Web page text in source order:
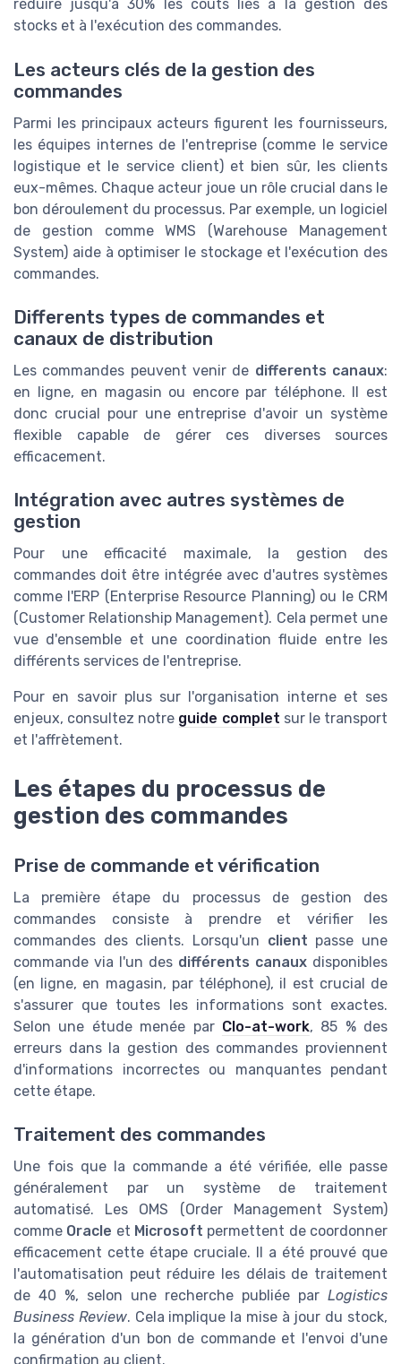
réduire jusqu'à 30% les coûts liés à la gestion des
stocks et à l'exécution des commandes.
Les acteurs clés de la gestion des
commandes
Parmi les principaux acteurs figurent les fournisseurs,
les équipes internes de l'entreprise (comme le service
logistique et le service client) et bien sûr, les clients
eux-mêmes. Chaque acteur joue un rôle crucial dans le
bon déroulement du processus. Par exemple, un logiciel
de gestion comme WMS (Warehouse Management
System) aide à optimiser le stockage et l'exécution des
commandes.
Differents types de commandes et
canaux de distribution
Les commandes peuvent venir de differents canaux:
en ligne, en magasin ou encore par téléphone. Il est
donc crucial pour une entreprise d'avoir un système
flexible capable de gérer ces diverses sources
efficacement.
Intégration avec autres systèmes de
gestion
Pour une efficacité maximale, la gestion des
commandes doit être intégrée avec d'autres systèmes
comme l'ERP (Enterprise Resource Planning) ou le CRM
(Customer Relationship Management). Cela permet une
vue d'ensemble et une coordination fluide entre les
différents services de l'entreprise.
Pour en savoir plus sur l'organisation interne et ses
enjeux, consultez notre guide complet sur le transport
et l'affrètement.
Les étapes du processus de
gestion des commandes
Prise de commande et vérification
La première étape du processus de gestion des
commandes consiste à prendre et vérifier les
commandes des clients. Lorsqu'un client passe une
commande via l'un des différents canaux disponibles
(en ligne, en magasin, par téléphone), il est crucial de
s'assurer que toutes les informations sont exactes.
Selon une étude menée par Clo-at-work, 85 % des
erreurs dans la gestion des commandes proviennent
d'informations incorrectes ou manquantes pendant
cette étape.
Traitement des commandes
Une fois que la commande a été vérifiée, elle passe
généralement par un système de traitement
automatisé. Les OMS (Order Management System)
comme Oracle et Microsoft permettent de coordonner
efficacement cette étape cruciale. Il a été prouvé que
l'automatisation peut réduire les délais de traitement
de 40 %, selon une recherche publiée par Logistics
Business Review. Cela implique la mise à jour du stock,
la génération d'un bon de commande et l'envoi d'une
confirmation au client.